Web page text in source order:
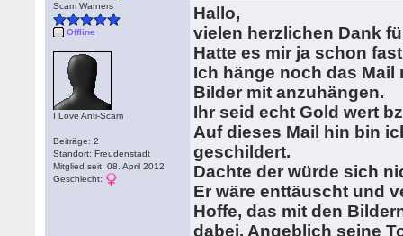
Scam Warners
Offline
I Love Anti-Scam
Beiträge: 2
Standort: Freudenstadt
Mitglied seit: 08. April 2012
Geschlecht:
Hallo,
vielen herzlichen Dank
Hatte es mir ja schon
Ich hänge noch das
Bilder mit anzuhängen.
Ihr seid echt Gold wert
Auf dieses Mail hin bin
geschildert.
Dachte der würde sich
Er wäre enttäuscht und
Hoffe, das mit den
dabei. Angeblich seine